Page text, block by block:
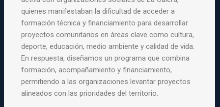
quienes manifestaban la dificultad de acceder a
formación técnica y financiamiento para desarrollar
proyectos comunitarios en áreas clave como cultura,
deporte, educación, medio ambiente y calidad de vida.
En respuesta, diseñamos un programa que combina
formación, acompañamiento y financiamiento,
permitiendo a las organizaciones levantar proyectos
alineados con las prioridades del territorio.